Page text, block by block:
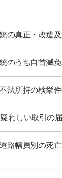
の真正・改造
のうち自首減
法所持の検挙
わしい取引の
路幅員別の死